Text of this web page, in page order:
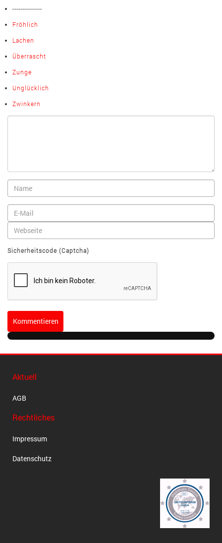
---------------
Fröhlich
Lachen
Überrascht
Zunge
Unglücklich
Zwinkern
Sicherheitscode (Captcha)
Kommentieren
Aktuell
AGB
Rechtliches
Impressum
Datenschutz